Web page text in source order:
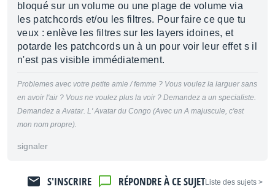
bloqué sur un volume ou une plage de volume via
les patchcords et/ou les filtres. Pour faire ce que tu
veux : enlève les filtres sur les layers idoines, et
potarde les patchcords un à un pour voir leur effet s il
n'est pas visible immédiatement.
Problemes avec votre petite amie / femme ? Vous voulez la larguer sans
en avoir l'air ? Vous ne voulez plus la voir ? Demandez a un specialiste.
Demandez a Avatar. L' Avatar du Congo (Avec un A majuscule, c'est
mon nom propre).
signaler
< Liste des sujets
RÉPONDRE À CE SUJET
S'INSCRIRE